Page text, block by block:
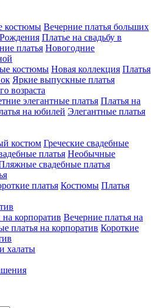
костюмы Вечерние платья больших
Платье на свадьбу в
платья Новогодние
костюмы Новая коллекция Платья
Яркие выпускные платья
возраста
элегантные платья Платья на
на юбилей Элегантные платья
костюм Греческие свадебные
платья Необычные
свадебные платья
платья Костюмы Платья
корпоратив Вечерние платья на
платья на корпоратив Короткие
халаты